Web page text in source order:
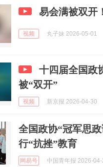
易会满被双开
视频 丸子妹 2026-05-01
十四届全国政
被“双开”
视频 新京报 2026-04-30
全国政协“冠军思
行“抗挫”教育
网易号 中国青年报 2026-04-